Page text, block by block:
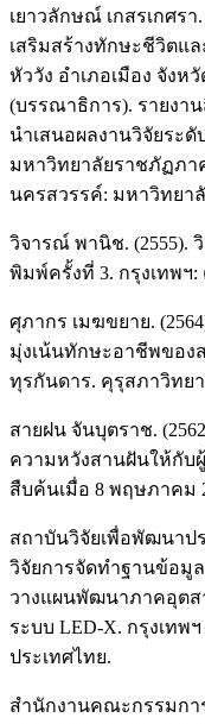
เยาวลักษณ์ เกสรเกศร
เสริมสร้างทักษะชีวิตแ
หัววัง อำเภอเมือง จัง
(บรรณาธิการ). รายงา
นำเสนอผลงานวิจัยระ
มหาวิทยาลัยราชภัฏภาค
นครสวรรค์: มหาวิทยา
วิจารณ์ พานิช. (2555).
พิมพ์ครั้งที่ 3. กรุงเทพฯ
ศุภากร เมฆขยาย.
มุ่งเน้นทักษะอาชีพของ
ทุรกันดาร. คุรุสภาวิทยา
สายฝน จันบุตราช.
ความหวังสานฝันให้กับ
สืบค้นเมื่อ 8 พฤษภาคม
สถาบันวิจัยเพื่อพัฒนาปร
วิจัยการจัดทำฐานข้อมู
วางแผนพัฒนาภาคอุตส
ระบบ LED-X. กรุงเทพ
ประเทศไทย.
สำนักงานคณะกรรมกา